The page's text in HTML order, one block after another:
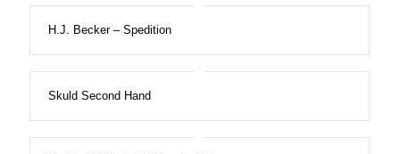
H.J. Becker – Spedition
Skuld Second Hand